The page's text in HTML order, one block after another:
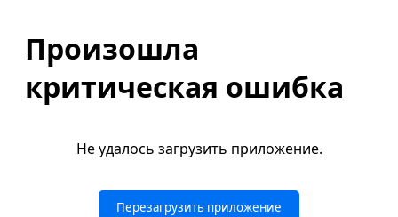
Произошла
критическая ошибка
Не удалось загрузить приложение.
Перезагрузить приложение